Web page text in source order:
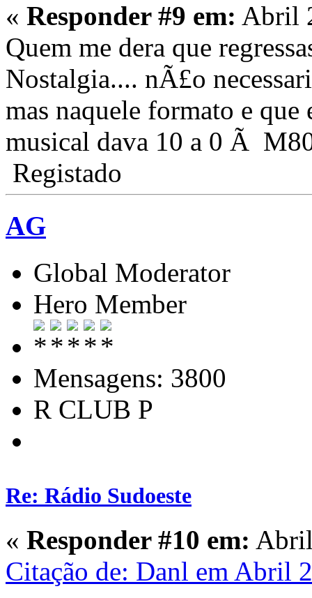
« Responder #9 em: Abril
Quem me dera que
Nostalgia.... nÃ£o
mas naquele formato e
musical dava 10 a 0 Ã
Registado
AG
Global Moderator
Hero Member
Mensagens: 3800
R CLUB P
Re: Rádio Sudoeste
« Responder #10 em:
Citação de: Danl em Abril